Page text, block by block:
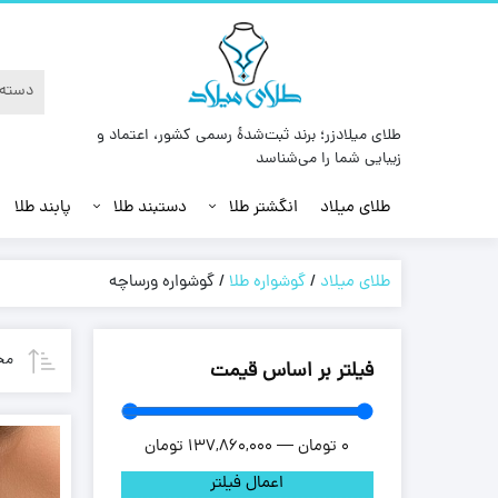
طلای میلادزر؛ برند ثبت‌شدهٔ رسمی کشور، اعتماد و
زیبایی شما را می‌شناسد
طلای میلاد انگشتر طلا دستبند طلا پابند طلا
طلای میلاد /گوشواره طلا/گوشواره ورساچه
فیلتر بر اساس قیمت
0 تومان—
137,860,000 تومان
اعمال فیلتر